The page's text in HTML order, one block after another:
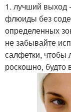
1. лучший выход
флюиды без
определенных
не забывайте
салфетки, чтобы
роскошно, будто